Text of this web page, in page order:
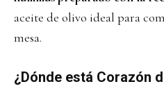
aceite de olivo ideal para
mesa.
¿Dónde está Corazón